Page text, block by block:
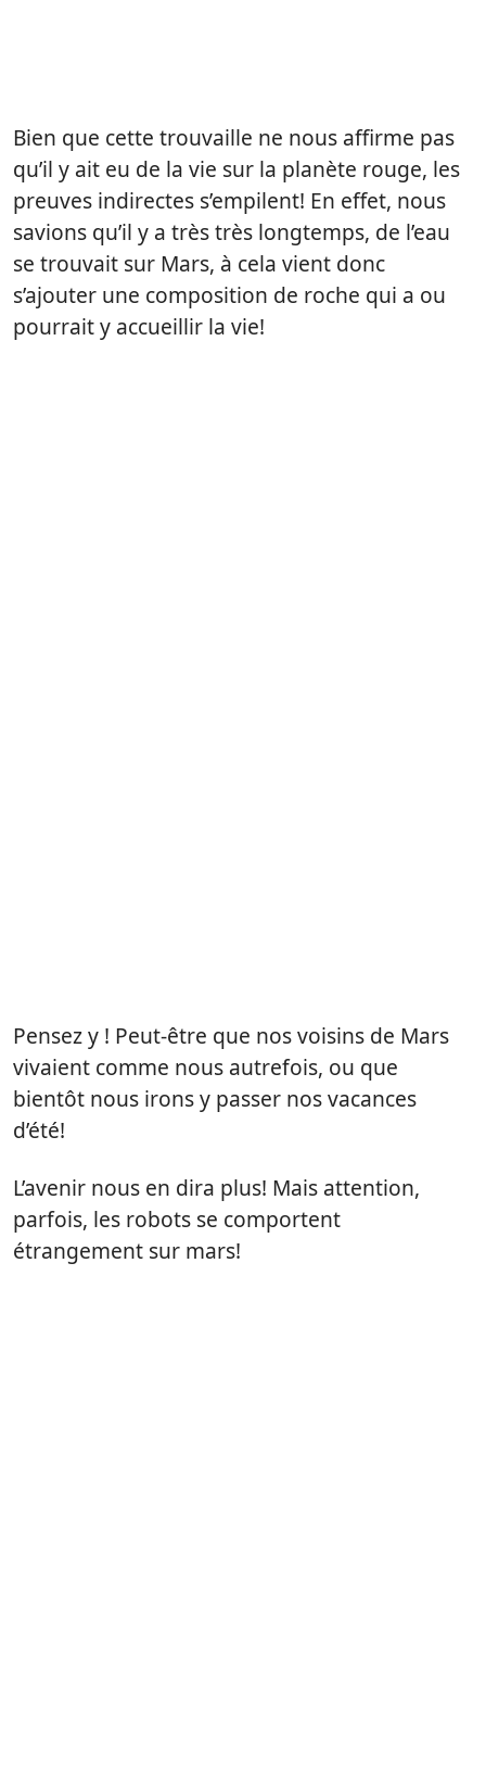
Bien que cette trouvaille ne nous affirme pas
qu’il y ait eu de la vie sur la planète rouge, les
preuves indirectes s’empilent! En effet, nous
savions qu’il y a très très longtemps, de l’eau
se trouvait sur Mars, à cela vient donc
s’ajouter une composition de roche qui a ou
pourrait y accueillir la vie!
Pensez y ! Peut-être que nos voisins de Mars
vivaient comme nous autrefois, ou que
bientôt nous irons y passer nos vacances
d’été!
L’avenir nous en dira plus! Mais attention,
parfois, les robots se comportent
étrangement sur mars!